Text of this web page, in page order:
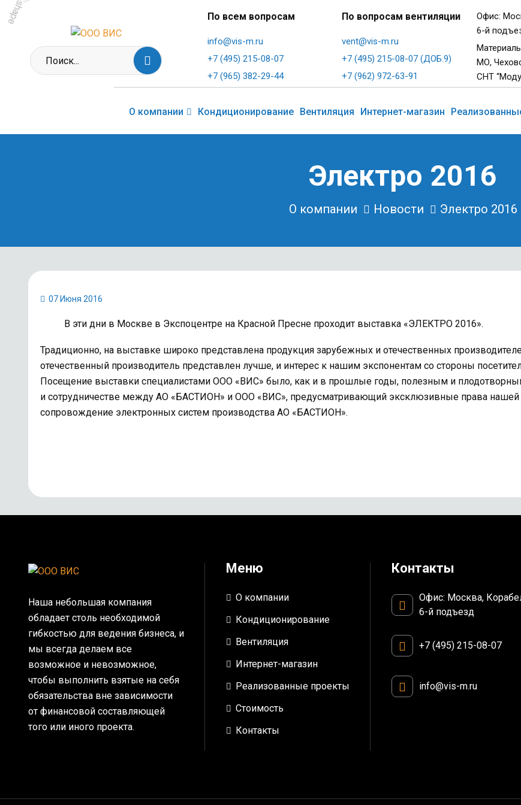
По всем вопросам
info@vis-m.ru
+7 (495) 215-08-07
+7 (965) 382-29-44
По вопросам вентиляции
vent@vis-m.ru
+7 (495) 215-08-07 (ДОБ.9)
+7 (962) 972-63-91
Офис:
6-й
МО,
СНТ
О компании Кондиционирование Вентиляция Интернет-магазин
Электро 2016
О компании Новости Электро 2016
07 Июня 2016
В эти дни в Москве в Экспоцентре на Красной Пресне проходит выставка «ЭЛЕКТРО 2016».
Традиционно, на выставке широко представлена продукция зарубежных и отечественных
отечественный производитель представлен лучше, и интерес к нашим экспонентам со стороны
Посещение выставки специалистами ООО «ВИС» было, как и в прошлые годы, полезным и
и сотрудничестве между АО «БАСТИОН» и ООО «ВИС», предусматривающий эксклюзивные права нашей
сопровождение электронных систем производства АО «БАСТИОН».
Наша небольшая компания
обладает столь необходимой
гибкостью для ведения бизнеса, и
мы всегда делаем все
возможное и невозможное,
чтобы выполнить взятые на себя
обязательства вне зависимости
от финансовой составляющей
того или иного проекта.
Меню
О компании
Кондиционирование
Вентиляция
Интернет-магазин
Реализованные проекты
Стоимость
Контакты
Контакты
Офис: Москва,
6-й подъезд
+7 (495) 215-08-07
info@vis-m.ru